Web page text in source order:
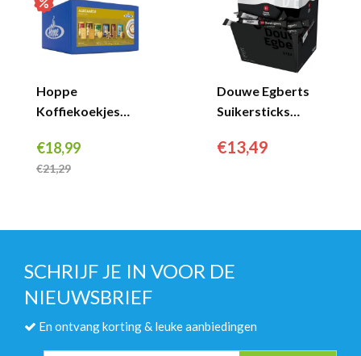
Hoppe
Koffiekoekjes
Soorten (150
stuks)...
€18,99
€21,29
Douwe Egberts
Suikersticks
€13,49
SCHRIJF JE IN VOOR DE
NIEUWSBRIEF
En ontvang korting & leuke aanbiedingen